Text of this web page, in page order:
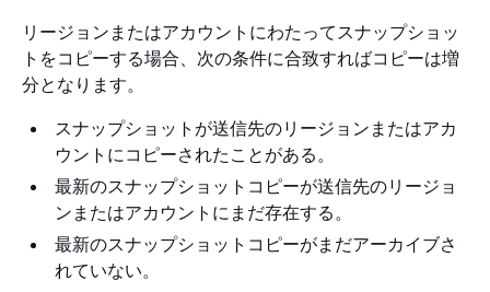
リージョンまたはアカウントにわたってスナップショッ
トをコピーする場合、次の条件に合致すればコピーは増
分となります。
スナップショットが送信先のリージョンまたはアカ
ウントにコピーされたことがある。
最新のスナップショットコピーが送信先のリージョ
ンまたはアカウントにまだ存在する。
最新のスナップショットコピーがまだアーカイブさ
れていない。